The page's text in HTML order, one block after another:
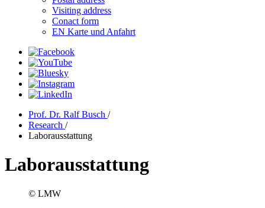
Visiting address
Conact form
EN Karte und Anfahrt
Prof. Dr. Ralf Busch /
Research /
Laborausstattung
Laborausstattung
© LMW